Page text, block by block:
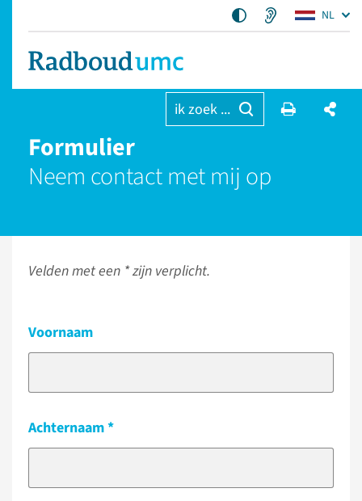
NL
ik zoek ...
Formulier
Neem contact met mij op
Velden met een * zijn verplicht.
Voornaam
Achternaam